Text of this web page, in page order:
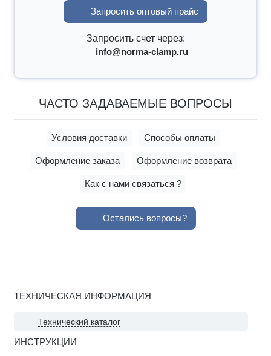
Запросить оптовый прайс
Запросить счет через:
info@norma-clamp.ru
ЧАСТО ЗАДАВАЕМЫЕ ВОПРОСЫ
Условия доставки Способы оплаты
Оформление заказа Оформление возврата
Как с нами связаться ?
Остались вопросы?
ТЕХНИЧЕСКАЯ ИНФОРМАЦИЯ
Технический каталог
ИНСТРУКЦИИ